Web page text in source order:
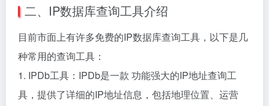
二、IP数据库查询工具介绍
目前市面上有许多免费的IP数据库查询工具，以下是几
种常用的查询工具：
1. IPDb工具：IPDb是一款 功能强大的IP地址查询工
具，提供了详细的IP地址信息，包括地理位置、运营